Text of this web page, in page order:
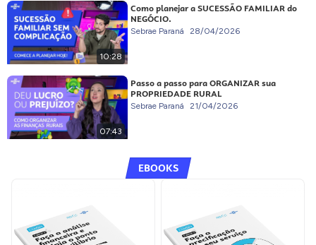
10:28
Como planejar a SUCESSÃO FAMILIAR do
NEGÓCIO.
Sebrae Paraná 28/04/2026
07:43
Passo a passo para ORGANIZAR sua
PROPRIEDADE RURAL
Sebrae Paraná 21/04/2026
EBOOKS